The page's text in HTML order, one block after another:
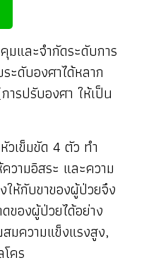
มและจำกัดระดับการ
ะดับองศาได้หลาก
รปรับองศา ให้เป็น
วเข็มขัด 4 ตัว ทำ
วามอิสระ และความ
ให้กับขาของผู้ป่วยจึง
ของผู้ป่วยได้อย่าง
มความแข็งแรงสูง,
คร